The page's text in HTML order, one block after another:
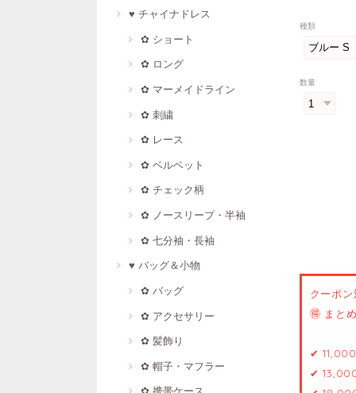
♥ チャイナドレス
✿ ショート
✿ ロング
✿ マーメイドライン
✿ 刺繍
✿ レース
✿ ベルベット
✿ チェック柄
✿ ノースリープ・半袖
✿ 七分袖・長袖
♥ バッグ＆小物
✿ バッグ
✿ アクセサリー
✿ 髪飾り
✿ 帽子・マフラー
種類
数量
クーポ
🉐 まと
✔
✔